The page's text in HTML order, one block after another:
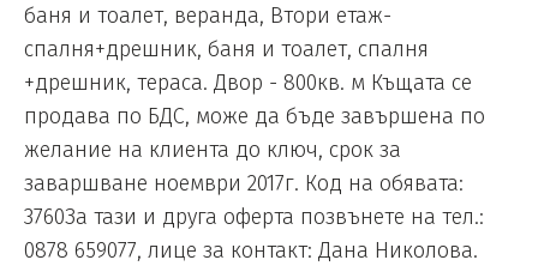
баня и тоалет, веранда, Втори етаж-
спалня+дрешник, баня и тоалет, спалня
+дрешник, тераса. Двор - 800кв. м Къщата се
продава по БДС, може да бъде завършена по
желание на клиента до ключ, срок за
заваршване ноември 2017г. Код на обявата:
3760За тази и друга оферта позвънете на тел.:
0878 659077, лице за контакт: Дана Николова.